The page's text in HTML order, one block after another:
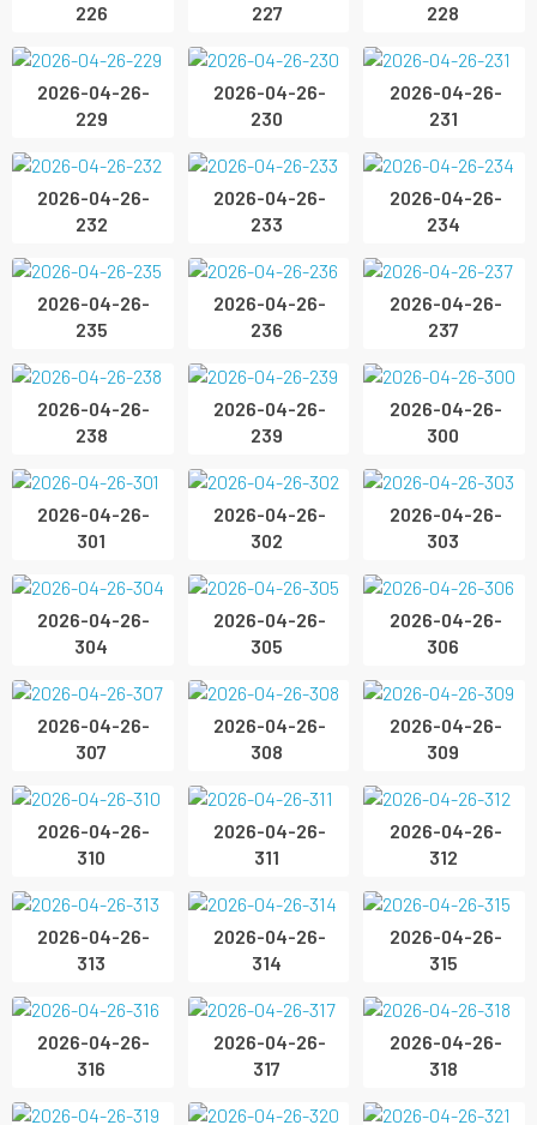
226
227
228
2026-04-26-
229
2026-04-26-
230
2026-04-26-
231
2026-04-26-
232
2026-04-26-
233
2026-04-26-
234
2026-04-26-
235
2026-04-26-
236
2026-04-26-
237
2026-04-26-
238
2026-04-26-
239
2026-04-26-
300
2026-04-26-
301
2026-04-26-
302
2026-04-26-
303
2026-04-26-
304
2026-04-26-
305
2026-04-26-
306
2026-04-26-
307
2026-04-26-
308
2026-04-26-
309
2026-04-26-
310
2026-04-26-
311
2026-04-26-
312
2026-04-26-
313
2026-04-26-
314
2026-04-26-
315
2026-04-26-
316
2026-04-26-
317
2026-04-26-
318